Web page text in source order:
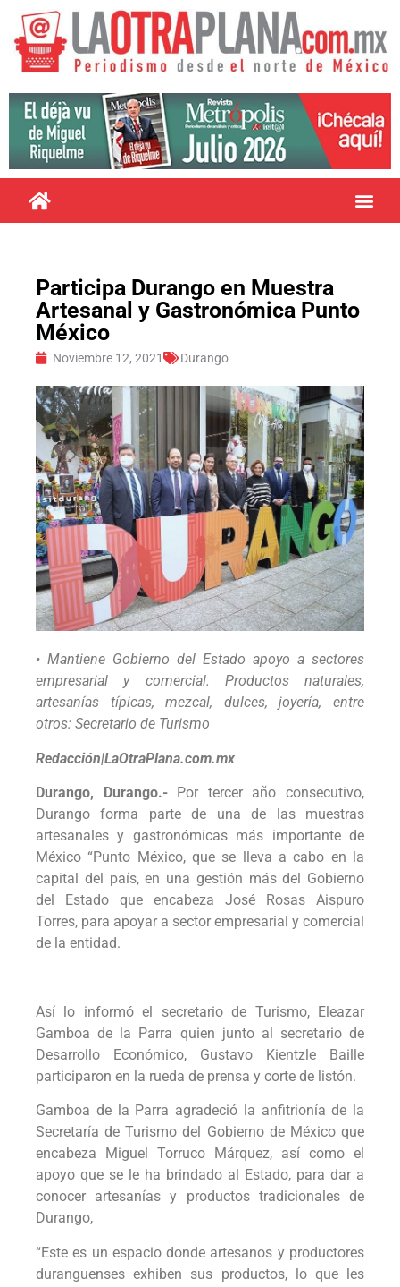
Participa Durango en Muestra
Artesanal y Gastronómica Punto
México
Noviembre 12, 2021 Durango
• Mantiene Gobierno del Estado apoyo a sectores
empresarial y comercial. Productos naturales,
artesanías típicas, mezcal, dulces, joyería, entre
otros: Secretario de Turismo
Redacción|LaOtraPlana.com.mx
Durango, Durango.-Por tercer año consecutivo,
Durango forma parte de una de las muestras
artesanales y gastronómicas más importante de
México “Punto México, que se lleva a cabo en la
capital del país, en una gestión más del Gobierno
del Estado que encabeza José Rosas Aispuro
Torres, para apoyar a sector empresarial y comercial
de la entidad.
Así lo informó el secretario de Turismo, Eleazar
Gamboa de la Parra quien junto al secretario de
Desarrollo Económico, Gustavo Kientzle Baille
participaron en la rueda de prensa y corte de listón.
Gamboa de la Parra agradeció la anfitrionía de la
Secretaría de Turismo del Gobierno de México que
encabeza Miguel Torruco Márquez, así como el
apoyo que se le ha brindado al Estado, para dar a
conocer artesanías y productos tradicionales de
Durango,
“Este es un espacio donde artesanos y productores
duranguenses exhiben sus productos, lo que les